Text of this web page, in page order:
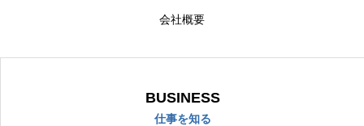
会社概要
BUSINESS
仕事を知る